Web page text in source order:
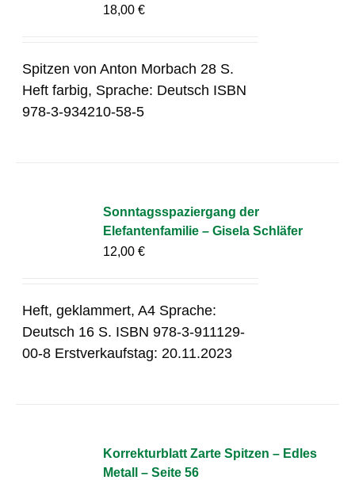
18,00€
Spitzen von Anton Morbach 28 S.
Heft farbig, Sprache: Deutsch ISBN
978-3-934210-58-5
Sonntagsspaziergang der
Elefantenfamilie – Gisela Schläfer
12,00€
Heft, geklammert, A4 Sprache:
Deutsch 16 S. ISBN 978-3-911129-
00-8 Erstverkaufstag: 20.11.2023
Korrekturblatt Zarte Spitzen – Edles
Metall – Seite 56